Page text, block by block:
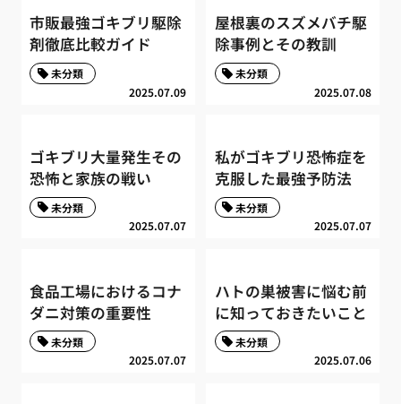
市販最強ゴキブリ駆除
剤徹底比較ガイド
2025.07.09
未分類
屋根裏のスズメバチ駆
除事例とその教訓
2025.07.08
未分類
ゴキブリ大量発生その
恐怖と家族の戦い
2025.07.07
未分類
私がゴキブリ恐怖症を
克服した最強予防法
2025.07.07
未分類
食品工場におけるコナ
ダニ対策の重要性
2025.07.07
未分類
ハトの巣被害に悩む前
に知っておきたいこと
2025.07.06
未分類